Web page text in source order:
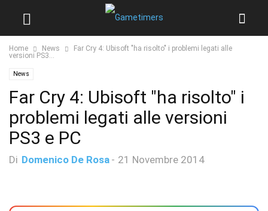
Home News
Far Cry 4: Ubisoft "ha risolto" i problemi legati alle
versioni PS3...
News
Far Cry 4: Ubisoft "ha risolto" i
problemi legati alle versioni
PS3 e PC
Di Domenico De Rosa - 21 Novembre 2014